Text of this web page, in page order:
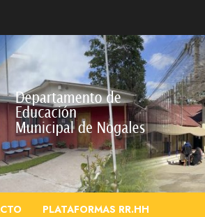
PLATAFORMAS RR.HH